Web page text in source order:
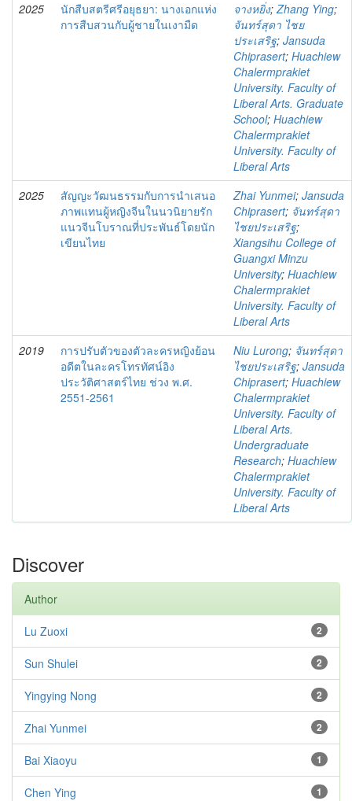
2025
นักสืบสตรีศรีอยุธยา: นางเอกแห่ง
การสืบสวนกับผู้ชายในเงามืด
จางหยิ่ง;Zhang Ying;
จันทร์สุดา ไชย
ประเสริฐ; Jansuda
Chiprasert; Huachiew
Chalermprakiet
University. Faculty of
Liberal Arts. Graduate
School; Huachiew
Chalermprakiet
University. Faculty of
Liberal Arts
2025
สัญญะวัฒนธรรมกับการนำเสนอ
ภาพแทนผู้หญิงจีนในนวนิยายรัก
แนวจีนโบราณที่ประพันธ์โดยนัก
เขียนไทย
Zhai Yunmei; Jansuda
Chiprasert; จันทร์สุดา
ไชยประเสริฐ;
Xiangsihu College of
Guangxi Minzu
University; Huachiew
Chalermprakiet
University. Faculty of
Liberal Arts
2019
การปรับตัวของตัวละครหญิงย้อน
อดีตในละครโทรทัศน์อิง
ประวัติศาสตร์ไทย ช่วง พ.ศ.
2551-2561
Niu Lurong; จันทร์สุดา
ไชยประเสริฐ; Jansuda
Chiprasert; Huachiew
Chalermprakiet
University. Faculty of
Liberal Arts.
Undergraduate
Research; Huachiew
Chalermprakiet
University. Faculty of
Liberal Arts
Discover
Author
2
Lu Zuoxi
2
Sun Shulei
2
Yingying Nong
2
Zhai Yunmei
1
Bai Xiaoyu
1
Chen Ying